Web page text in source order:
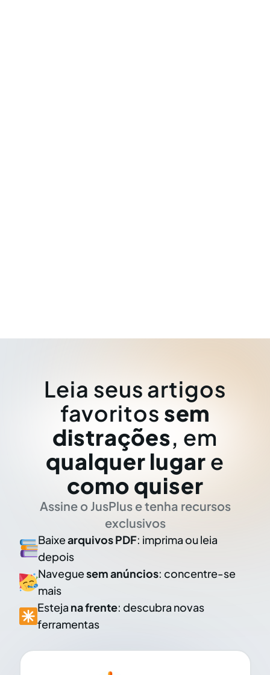
Leia seus artigos
favoritos sem
distrações, em
qualquer lugar e
como quiser
Assine o JusPlus e tenha recursos
exclusivos
Baixearquivos PDF: imprima ou leia
depois
Naveguesem anúncios: concentre-se
mais
Esteja na frente: descubra novas
ferramentas